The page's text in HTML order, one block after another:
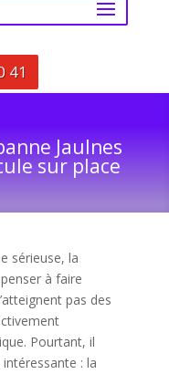
41
Jaulnes
sur place
sérieuse, la
à faire
pas des
Pourtant, il
: la